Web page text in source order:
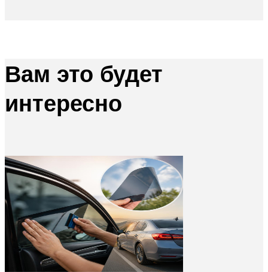
Вам это будет
интересно